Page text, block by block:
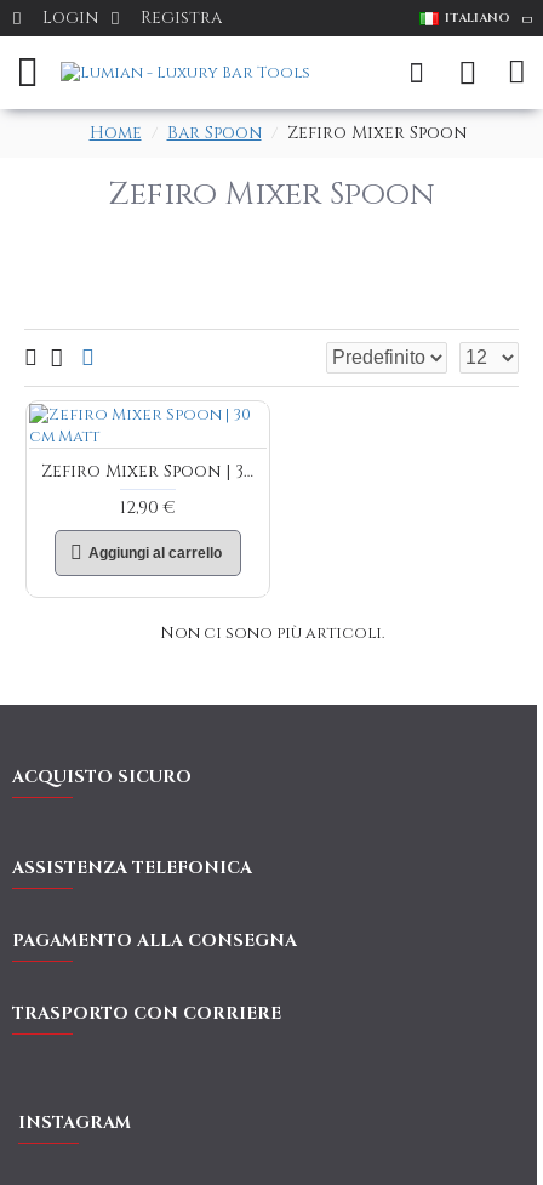
Login Registra ITALIANO
Home Bar Spoon Zefiro Mixer Spoon
Zefiro Mixer Spoon
Zefiro Mixer Spoon | 30 cm Matt
12,90 €
Aggiungi al carrello
Non ci sono più articoli.
ACQUISTO SICURO
ASSISTENZA TELEFONICA
PAGAMENTO ALLA CONSEGNA
TRASPORTO CON CORRIERE
INSTAGRAM